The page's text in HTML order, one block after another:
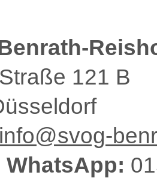
121 B
info@svog-
WhatsApp: